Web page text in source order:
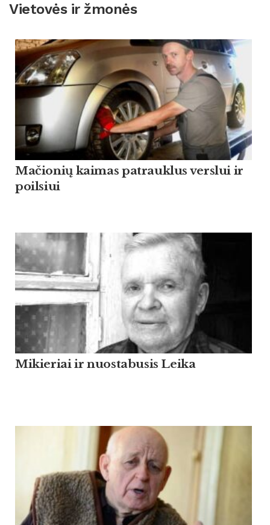
Vietovės ir žmonės
Mačionių kaimas patrauklus verslui ir
poilsiui
Mikieriai ir nuostabusis Leika